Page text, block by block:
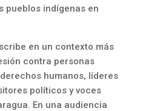
pueblos indígenas en
en un contexto más
contra personas
humanos, líderes
políticos y voces
En una audiencia